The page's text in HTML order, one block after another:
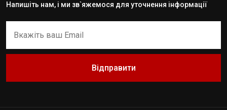
Напишіть нам, і ми зв`яжемося для уточнення інформації
Відправити